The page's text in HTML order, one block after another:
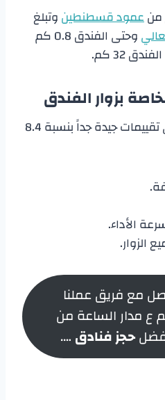
عمود قسطنطينوتبلغ
وحتى الفندق 0.8 كم
32 كم.
بزوار الفندق
حصل الفندق بعد ذلك على تقييمات جيدة جداً بنسبة 8.4
الأداء.
الزوار.
مع فريق عملنا
ع مدار الساعة من
حجز فنادق ….